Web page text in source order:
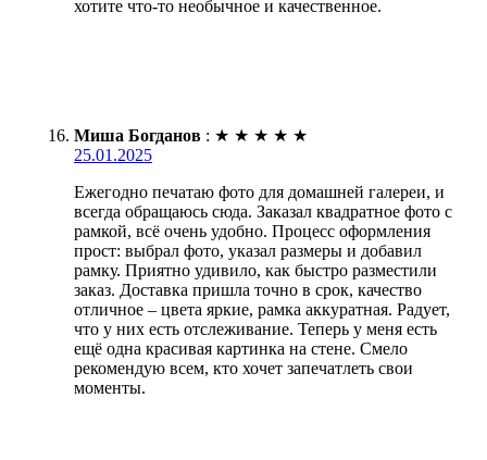
хотите что-то необычное и качественное.
Миша Богданов : ★ ★ ★ ★ ★
25.01.2025
Ежегодно печатаю фото для домашней галереи, и
всегда обращаюсь сюда. Заказал квадратное фото с
рамкой, всё очень удобно. Процесс оформления
прост: выбрал фото, указал размеры и добавил
рамку. Приятно удивило, как быстро разместили
заказ. Доставка пришла точно в срок, качество
отличное – цвета яркие, рамка аккуратная. Радует,
что у них есть отслеживание. Теперь у меня есть
ещё одна красивая картинка на стене. Смело
рекомендую всем, кто хочет запечатлеть свои
моменты.